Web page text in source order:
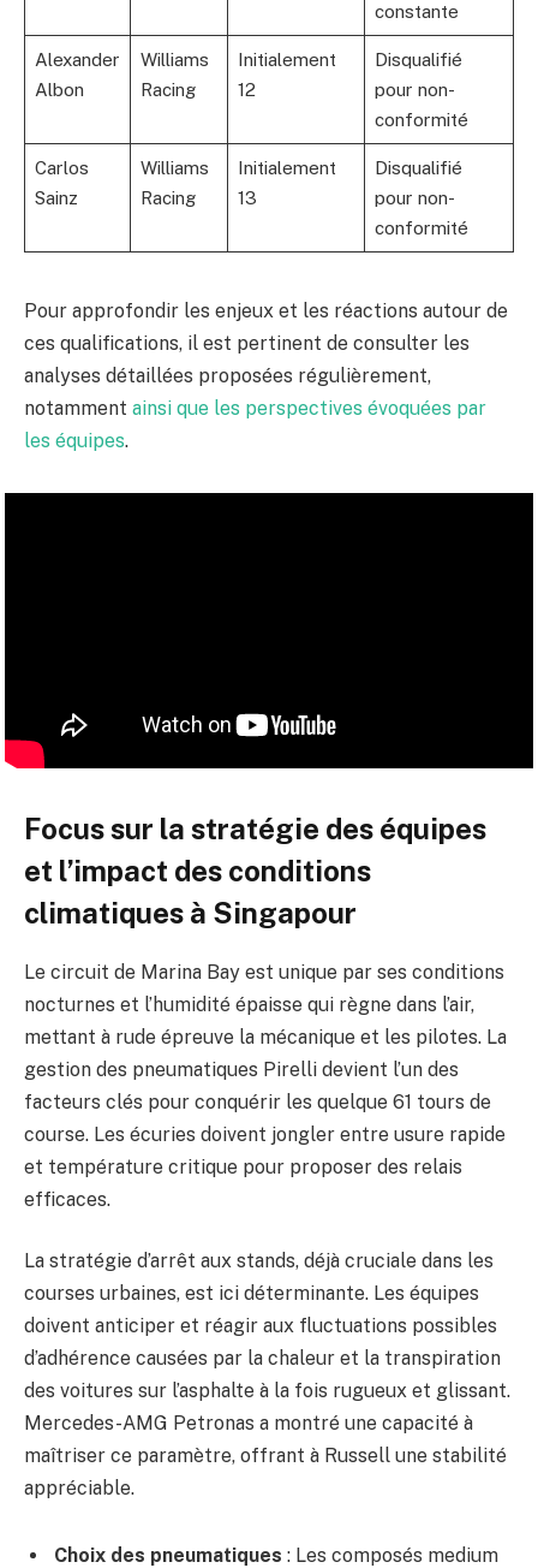
constante
Alexander
Albon
Williams
Racing
Initialement
12
Disqualifié
pour non-
conformité
Carlos
Sainz
Williams
Racing
Initialement
13
Disqualifié
pour non-
conformité
Pour approfondir les enjeux et les réactions autour de
ces qualifications, il est pertinent de consulter les
analyses détaillées proposées régulièrement,
notamment ainsi que les perspectives évoquées par
les équipes.
Focus sur la stratégie des équipes
et l’impact des conditions
climatiques à Singapour
Le circuit de Marina Bay est unique par ses conditions
nocturnes et l’humidité épaisse qui règne dans l’air,
mettant à rude épreuve la mécanique et les pilotes. La
gestion des pneumatiques Pirelli devient l’un des
facteurs clés pour conquérir les quelque 61 tours de
course. Les écuries doivent jongler entre usure rapide
et température critique pour proposer des relais
efficaces.
La stratégie d’arrêt aux stands, déjà cruciale dans les
courses urbaines, est ici déterminante. Les équipes
doivent anticiper et réagir aux fluctuations possibles
d’adhérence causées par la chaleur et la transpiration
des voitures sur l’asphalte à la fois rugueux et glissant.
Mercedes-AMG Petronas a montré une capacité à
maîtriser ce paramètre, offrant à Russell une stabilité
appréciable.
Choix des pneumatiques : Les composés medium